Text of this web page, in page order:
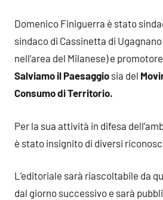
Domenico Finiguerra è stato
sindaco di Cassinetta di
nell’area del Milanese) e
Salviamo il Paesaggio sia del
Consumo di Territorio.
Per la sua attività in difesa
è stato insignito di diversi
L’editoriale sarà riascoltabile da
dal giorno successivo e sarà